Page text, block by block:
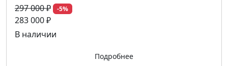
297 000 ₽ -5%
283 000 ₽
В наличии
Подробнее